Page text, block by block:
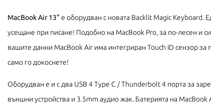
MacBook Air 13” е оборудван с новата Backlit Magic Keyboard.
усещане при писане! Подобно на MacBook Pro, за по-лесен и
вашите данни MacBook Air има интегриран Touch ID сензор за
само го докоснете!
Оборудван е и с два USB 4 Type C / Thunderbolt 4 порта за
външни устройства и 3.5mm аудио жак. Батерията на MacBook